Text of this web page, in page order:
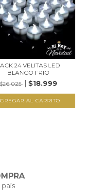
24 VELITAS LED
BLANCO FRIO
$18.999